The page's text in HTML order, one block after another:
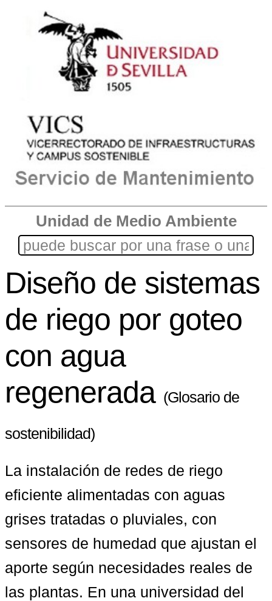
Unidad de Medio Ambiente
Diseño de sistemas
de riego por goteo
con agua
regenerada (Glosario de
sostenibilidad)
La instalación de redes de riego
eficiente alimentadas con aguas
grises tratadas o pluviales, con
sensores de humedad que ajustan el
aporte según necesidades reales de
las plantas. En una universidad del